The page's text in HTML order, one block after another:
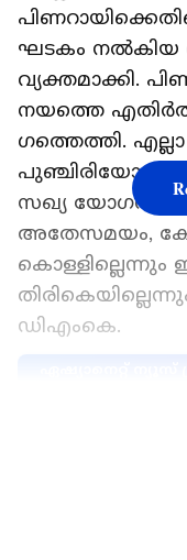
ഘടകം നൽകിയ
വ്യക്തമാക്കി.
നയത്തെ
ഗത്തെത്തി.
പുഞ്ചിരിയോടെ
സഖ്യ
അതേസമയം,
കൊള്ളില്ലെന്നും
ഡിഎംകെ.